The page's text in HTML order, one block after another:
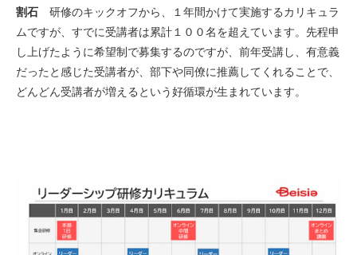
割石 研修のキックオフから、１年間かけて実施するカリキュラ
ムですが、すでに受講者は累計１００名を超えています。先程申
し上げたように希望制で募集するのですが、前年受講し、有意義
だったと感じた受講者が、部下や同僚に推薦してくれることで、
どんどん受講者が増えるという好循環が生まれています。